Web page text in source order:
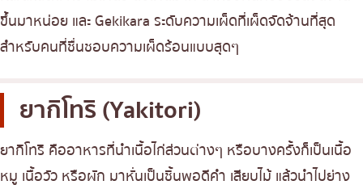
ขึ้นมาหน่อย และ Gekikara ระดับความเผ็ดที่เผ็ดจัดจ้านที่สุด
สำหรับคนที่ชื่นชอบความเผ็ดร้อนแบบสุดๆ
ยากิโทริ (Yakitori)
ยากิโทริ คืออาหารที่นำเนื้อไก่ส่วนต่างๆ หรือบางครั้งก็เป็นเนื้อ
หมู เนื้อวัว หรือผัก มาหั่นเป็นชิ้นพอดีคำ เสียบไม้ แล้วนำไปย่าง